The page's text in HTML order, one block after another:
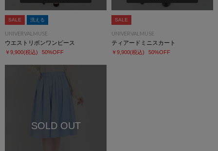
SALE 洗える
UNIVERVALMUSE
ウエストリボンワンピース
￥9,900(税込) 50%OFF
SALE
UNIVERVALMUSE
ティアードミニスカート
￥9,900(税込) 50%OFF
SOLD OUT